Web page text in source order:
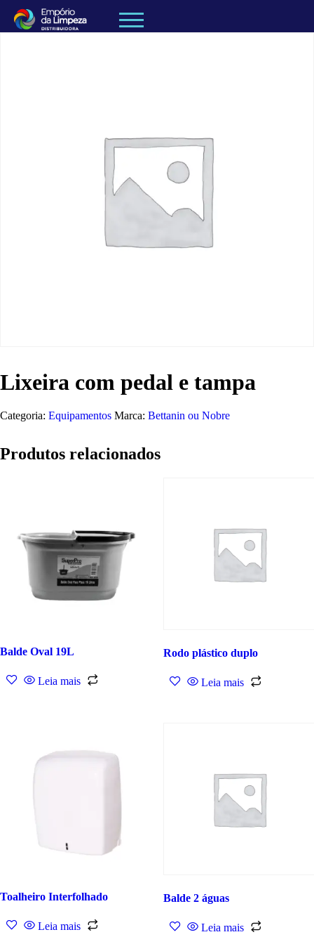
Lixeira com pedal e tampa
Categoria: Equipamentos Marca: Bettanin ou Nobre
Produtos relacionados
Balde Oval 19L
Leia mais
Rodo plástico duplo
Leia mais
Toalheiro Interfolhado
Leia mais
Balde 2 águas
Leia mais